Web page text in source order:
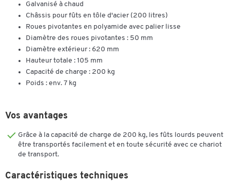
Galvanisé à chaud
Châssis pour fûts en tôle d'acier (200 litres)
Roues pivotantes en polyamide avec palier lisse
Diamètre des roues pivotantes : 50 mm
Diamètre extérieur : 620 mm
Hauteur totale : 105 mm
Capacité de charge : 200 kg
Poids : env. 7 kg
Vos avantages
Grâce à la capacité de charge de 200 kg, les fûts lourds peuvent
être transportés facilement et en toute sécurité avec ce chariot
de transport.
Caractéristiques techniques